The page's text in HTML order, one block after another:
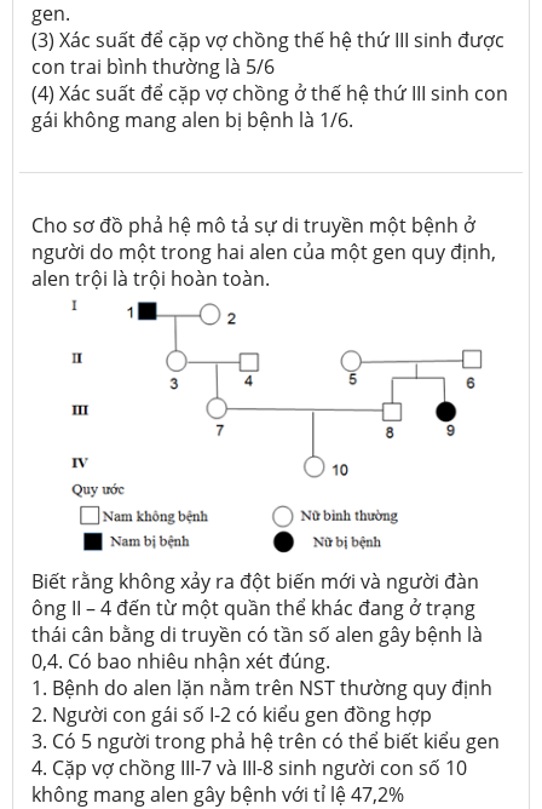
gen.
(3) Xác suất để cặp vợ chồng thế hệ thứ III sinh được
con trai bình thường là 5/6
(4) Xác suất để cặp vợ chồng ở thế hệ thứ III sinh con
gái không mang alen bị bệnh là 1/6.
Cho sơ đồ phả hệ mô tả sự di truyền một bệnh ở
người do một trong hai alen của một gen quy định,
alen trội là trội hoàn toàn.
Biết rằng không xảy ra đột biến mới và người đàn
ông II – 4 đến từ một quần thể khác đang ở trạng
thái cân bằng di truyền có tần số alen gây bệnh là
0,4. Có bao nhiêu nhận xét đúng.
1. Bệnh do alen lặn nằm trên NST thường quy định
2. Người con gái số I-2 có kiểu gen đồng hợp
3. Có 5 người trong phả hệ trên có thể biết kiểu gen
4. Cặp vợ chồng III-7 và III-8 sinh người con số 10
không mang alen gây bệnh với tỉ lệ 47,2%